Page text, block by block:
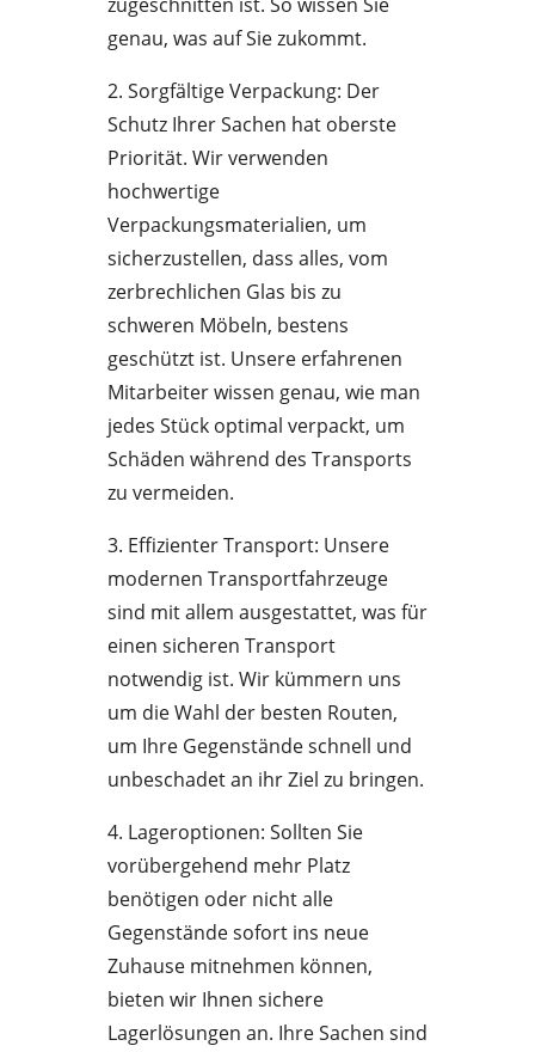
genau, was auf Sie zukommt.
2. Sorgfältige Verpackung: Der
Schutz Ihrer Sachen hat oberste
Priorität. Wir verwenden
hochwertige
Verpackungsmaterialien, um
sicherzustellen, dass alles, vom
zerbrechlichen Glas bis zu
schweren Möbeln, bestens
geschützt ist. Unsere erfahrenen
Mitarbeiter wissen genau, wie man
jedes Stück optimal verpackt, um
Schäden während des Transports
zu vermeiden.
3. Effizienter Transport: Unsere
modernen Transportfahrzeuge
sind mit allem ausgestattet, was für
einen sicheren Transport
notwendig ist. Wir kümmern uns
um die Wahl der besten Routen,
um Ihre Gegenstände schnell und
unbeschadet an ihr Ziel zu bringen.
4. Lageroptionen: Sollten Sie
vorübergehend mehr Platz
benötigen oder nicht alle
Gegenstände sofort ins neue
Zuhause mitnehmen können,
bieten wir Ihnen sichere
Lagerlösungen an. Ihre Sachen sind